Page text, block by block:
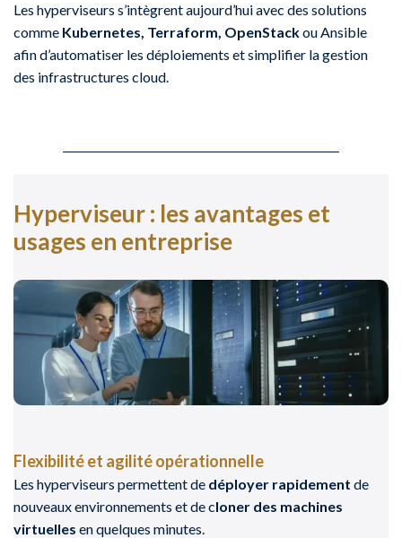
Les hyperviseurs s’intègrent aujourd’hui avec des solutions
comme Kubernetes, Terraform, OpenStackou Ansible
afin d’automatiser les déploiements et simplifier la gestion
des infrastructures cloud.
Hyperviseur : les avantages et
usages en entreprise
Flexibilité et agilité opérationnelle
Les hyperviseurs permettent de déployer rapidement de
nouveaux environnements et de cloner des machines
virtuelles en quelques minutes.